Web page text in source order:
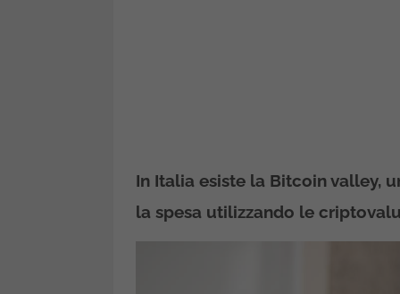
In Italia esiste la Bitcoin valley,
la spesa utilizzando le